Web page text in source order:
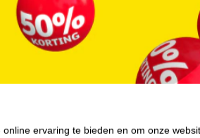
ervaring te bieden en om onze